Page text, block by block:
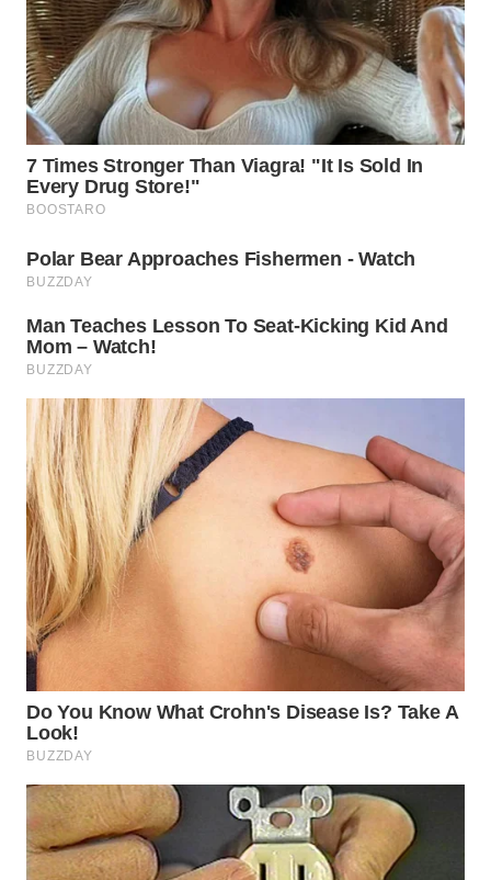
WN
TEBING
TINGGI
WN
PAKPAK
WN
KARAWANG
WN
WN
WN
DEPOK
WN
TAPANULI
UTARA
WN
SAMOSIR
WN
PADANG
LAWAS
WN
SUMEDANG